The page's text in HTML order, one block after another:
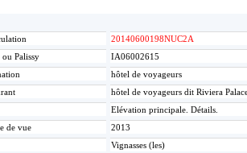
20140600198NUC2A
Palissy
IA06002615
hôtel de voyageurs
hôtel de voyageurs dit Riviera
Elévation principale. Détails.
de vue
2013
Vignasses (les)